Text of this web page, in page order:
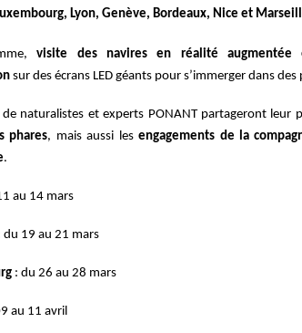
Lyon, Genève, Bordeaux, Nice et
visite des navires en réalité
sur des écrans LED géants pour s’immerger dans des
de naturalistes et experts PONANT partageront leur
phares, mais aussi lesengagements de la
.
au 14 mars
19 au 21 mars
: du 26 au 28 mars
au 11 avril